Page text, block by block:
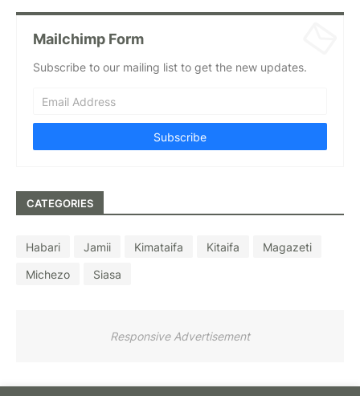
Mailchimp Form
Subscribe to our mailing list to get the new updates.
CATEGORIES
Habari Jamii Kimataifa Kitaifa
Magazeti
Michezo
Siasa
Responsive Advertisement